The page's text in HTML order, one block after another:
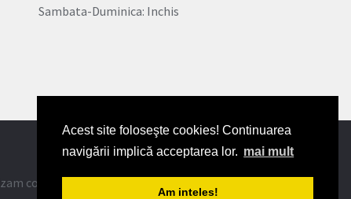
Acest site foloseşte cookies! Continuarea
navigării implică acceptarea lor. mai mult
Am inteles!
Sambata-Duminica: Inchis
cookie-urile.